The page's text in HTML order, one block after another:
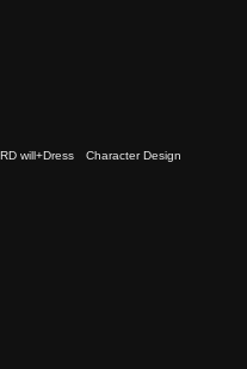
will+Dress Character Design